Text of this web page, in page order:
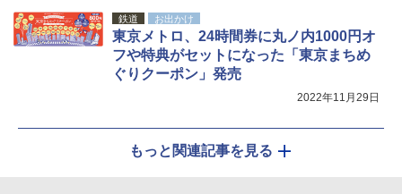
鉄道 お出かけ
東京メトロ、24時間券に丸ノ内1000円オ
フや特典がセットになった「東京まちめ
ぐりクーポン」発売
2022年11月29日
もっと関連記事を見る